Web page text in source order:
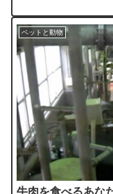
ペットと動物